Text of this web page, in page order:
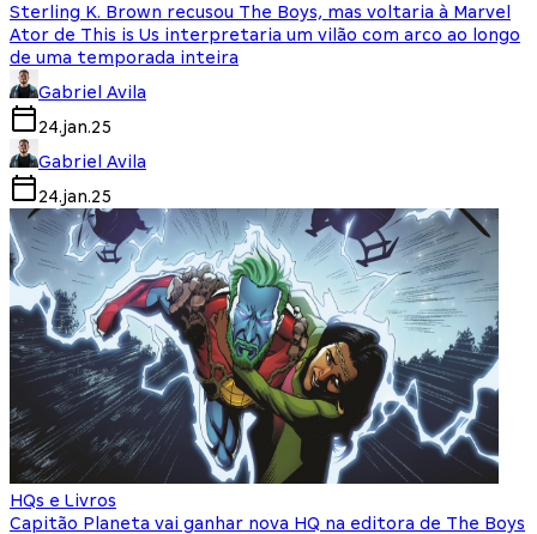
Sterling K. Brown recusou The Boys, mas voltaria à Marvel
Ator de This is Us interpretaria um vilão com arco ao longo
de uma temporada inteira
Gabriel Avila
24.jan.25
Gabriel Avila
24.jan.25
HQs e Livros
Capitão Planeta vai ganhar nova HQ na editora de The Boys